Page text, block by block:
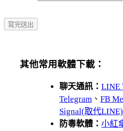
其他常用軟體下載：
聊天通訊： LINE
Telegram 、 FB
Signal(取代LINE)
防毒軟體： 小紅